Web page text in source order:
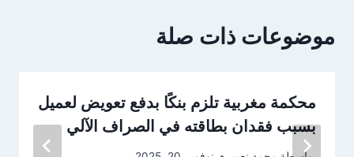
موضوعات ذات صلة
محكمة مغربية تلزم بنكًا بدفع تعويض لعميل
بسبب فقدان بطاقته في الصراف الآلي